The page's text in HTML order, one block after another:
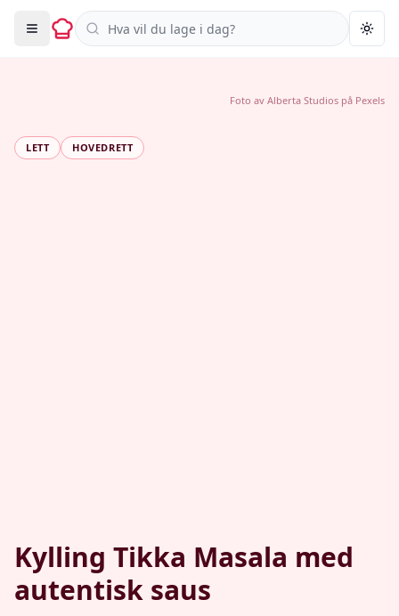
Søk i oppskrifter
LETT HOVEDRETT
Kylling Tikka Masala med
autentisk saus
Foto av Alberta Studios på Pexels